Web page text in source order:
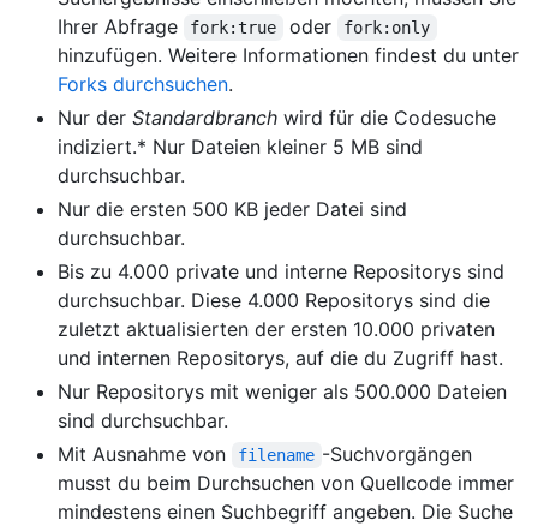
Ihrer Abfrage
fork:true oder fork:only
hinzufügen. Weitere Informationen findest du unter
Forks durchsuchen.
Nur der Standardbranch wird für die Codesuche
indiziert.* Nur Dateien kleiner 5 MB sind
durchsuchbar.
Nur die ersten 500 KB jeder Datei sind
durchsuchbar.
Bis zu 4.000 private und interne Repositorys sind
durchsuchbar. Diese 4.000 Repositorys sind die
zuletzt aktualisierten der ersten 10.000 privaten
und internen Repositorys, auf die du Zugriff hast.
Nur Repositorys mit weniger als 500.000 Dateien
sind durchsuchbar.
Mit Ausnahme von
filename -Suchvorgängen
musst du beim Durchsuchen von Quellcode immer
mindestens einen Suchbegriff angeben. Die Suche